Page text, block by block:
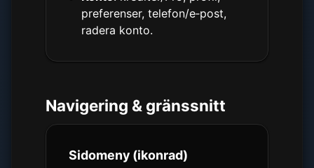
preferenser, telefon/e‑post,
radera konto.
Navigering & gränssnitt
Sidomeny (ikonrad)